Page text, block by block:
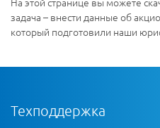
задача – внести данные об
который подготовили наши
Техподдержка